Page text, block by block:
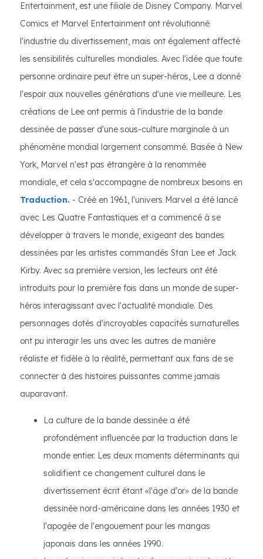
Entertainment, est une filiale de Disney Company. Marvel
Comics et Marvel Entertainment ont révolutionné
l'industrie du divertissement, mais ont également affecté
les sensibilités culturelles mondiales. Avec l'idée que toute
personne ordinaire peut être un super-héros, Lee a donné
l'espoir aux nouvelles générations d'une vie meilleure. Les
créations de Lee ont permis à l'industrie de la bande
dessinée de passer d'une sous-culture marginale à un
phénomène mondial largement consommé. Basée à New
York, Marvel n'est pas étrangère à la renommée
mondiale, et cela s'accompagne de nombreux besoins en
Traduction. - Créé en 1961, l'univers Marvel a été lancé
avec Les Quatre Fantastiques et a commencé à se
développer à travers le monde, exigeant des bandes
dessinées par les artistes commandés Stan Lee et Jack
Kirby. Avec sa première version, les lecteurs ont été
introduits pour la première fois dans un monde de super-
héros interagissant avec l'actualité mondiale. Des
personnages dotés d'incroyables capacités surnaturelles
ont pu interagir les uns avec les autres de manière
réaliste et fidèle à la réalité, permettant aux fans de se
connecter à des histoires puissantes comme jamais
auparavant.
La culture de la bande dessinée a été
profondément influencée par la traduction dans le
monde entier. Les deux moments déterminants qui
solidifient ce changement culturel dans le
divertissement écrit étant «l'âge d'or» de la bande
dessinée nord-américaine dans les années 1930 et
l'apogée de l'engouement pour les mangas
japonais dans les années 1990.